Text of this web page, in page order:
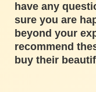
have any
sure you are
beyond your
recommend
buy their